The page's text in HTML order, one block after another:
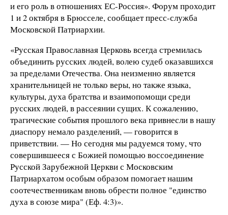
и его роль в отношениях ЕС-Россия». Форум проходит
1 и 2 октября в Брюсселе, сообщает пресс-служба
Московской Патриархии.
«Русская Православная Церковь всегда стремилась
объединить русских людей, волею судеб оказавшихся
за пределами Отечества. Она неизменно является
хранительницей не только веры, но также языка,
культуры, духа братства и взаимопомощи среди
русских людей, в рассеянии сущих. К сожалению,
трагические события прошлого века привнесли в нашу
диаспору немало разделений, — говорится в
приветствии. — Но сегодня мы радуемся тому, что
совершившееся с Божией помощью воссоединение
Русской Зарубежной Церкви с Московским
Патриархатом особым образом помогает нашим
соотечественникам вновь обрести полное "единство
духа в союзе мира" (Еф. 4:3)».